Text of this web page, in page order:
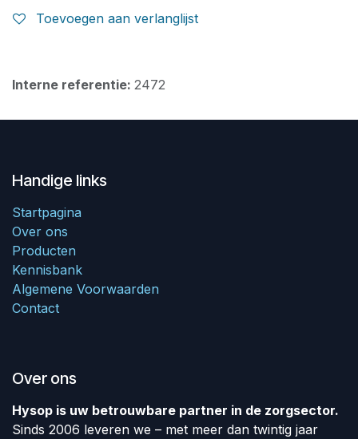
Toevoegen aan verlanglijst
Interne referentie: 2472
Handige links
Startpagina
Over ons
Producten
Kennisbank
Algemene Voorwaarden
Contact
Over ons
Hysop is uw betrouwbare partner in de zorgsector.
Sinds 2006 leveren we – met meer dan twintig jaar